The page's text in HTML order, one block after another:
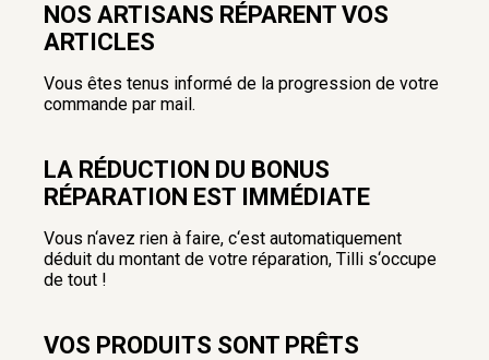
NOS ARTISANS RÉPARENT VOS
ARTICLES
Vous êtes tenus informé de la progression de votre
commande par mail.
LA RÉDUCTION DU BONUS
RÉPARATION EST IMMÉDIATE
Vous n‘avez rien à faire, c‘est automatiquement
déduit du montant de votre réparation, Tilli s‘occupe
de tout !
VOS PRODUITS SONT PRÊTS